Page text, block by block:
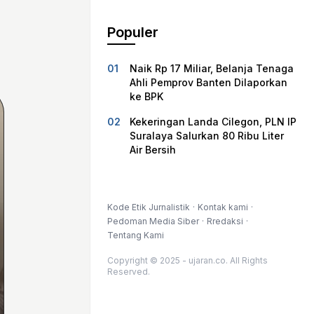
Populer
Naik Rp 17 Miliar, Belanja Tenaga
Ahli Pemprov Banten Dilaporkan
ke BPK
Kekeringan Landa Cilegon, PLN IP
Suralaya Salurkan 80 Ribu Liter
Air Bersih
Kode Etik Jurnalistik
Kontak kami
Pedoman Media Siber
Rredaksi
Tentang Kami
Copyright © 2025 - ujaran.co. All Rights
Reserved.